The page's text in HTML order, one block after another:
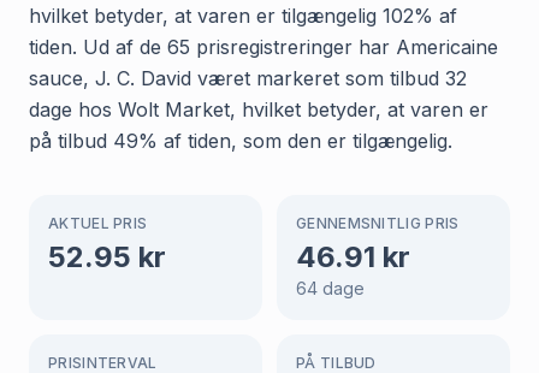
hvilket betyder, at varen er tilgængelig 102% af
tiden. Ud af de 65 prisregistreringer har Americaine
sauce, J. C. David været markeret som tilbud 32
dage hos Wolt Market, hvilket betyder, at varen er
på tilbud 49% af tiden, som den er tilgængelig.
AKTUEL PRIS
52.95 kr
GENNEMSNITLIG PRIS
46.91 kr
64 dage
PRISINTERVAL PÅ TILBUD